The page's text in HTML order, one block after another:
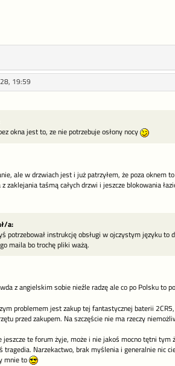
19:59
okna jest to, ze nie potrzebuje osłony nocy
ale w drzwiach jest i już patrzyłem, że poza oknem
zaklejania taśmą całych drzwi i jeszcze blokowania
a:
potrzebował instrukcję obsługi w ojczystym języku to
maila bo trochę pliki ważą.
z angielskim sobie nieźle radzę ale co po Polsku to
problemem jest zakup tej fantastycznej baterii
przed zakupem. Na szczęście nie ma rzeczy
jeszcze te forum żyje, może i nie jakoś mocno tętni
tragedia. Narzekactwo, brak myślenia i generalnie nic
mnie to